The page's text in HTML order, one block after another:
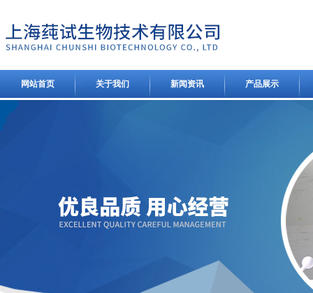
网站首页 关于我们 新闻资讯 产品展示